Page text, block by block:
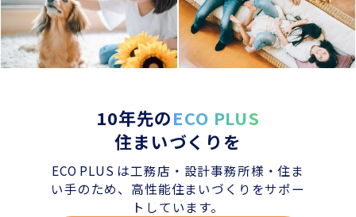
10年先のECO PLUS
住まいづくりを
ECO PLUS は工務店・設計事務所様・住ま
い手のため、 高性能住まいづくりをサポー
トしています。